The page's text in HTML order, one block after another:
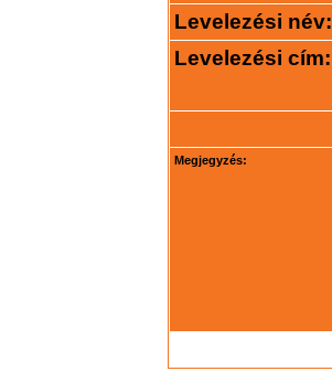
Levelezési név:
Levelezési cím:
Megjegyzés: